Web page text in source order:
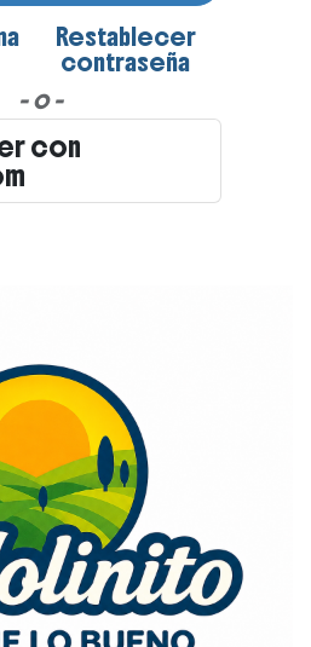
Restablecer
contraseña
- o -
con